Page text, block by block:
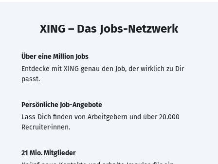
XING – Das Jobs-Netzwerk
Über eine Million Jobs
Entdecke mit XING genau den Job, der wirklich zu Dir
passt.
Persönliche Job-Angebote
Lass Dich finden von Arbeitgebern und über 20.000
Recruiter·innen.
21 Mio. Mitglieder